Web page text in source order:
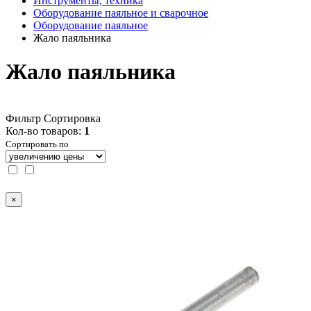
Оборудование паяльное и сварочное
Оборудование паяльное
Жало паяльника
Жало паяльника
Фильтр Сортировка
Кол-во товаров: 1
Сортировать по
×